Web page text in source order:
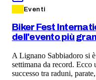
Eventi
Biker Fest
dell'evento più
A Lignano Sabbiadoro si
settimana da record. Ecco
successo tra raduni,